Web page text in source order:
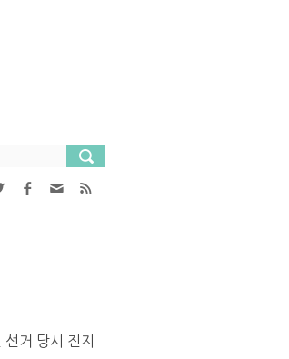
거 당시 진지